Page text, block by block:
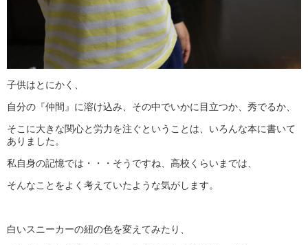
子供はとにかく、
自分の『仲間』に溶け込み、その中でいかに目立つか、秀でるか、
そこに大きな関心と労力を注ぐということは、いろんな本に書いて
ありました。
私自身の記憶では・・・そうですね、高校くらいまでは、
そんなことをよく考えていたような気がします。
白いスニーカーの紐の色を変えてみたり、